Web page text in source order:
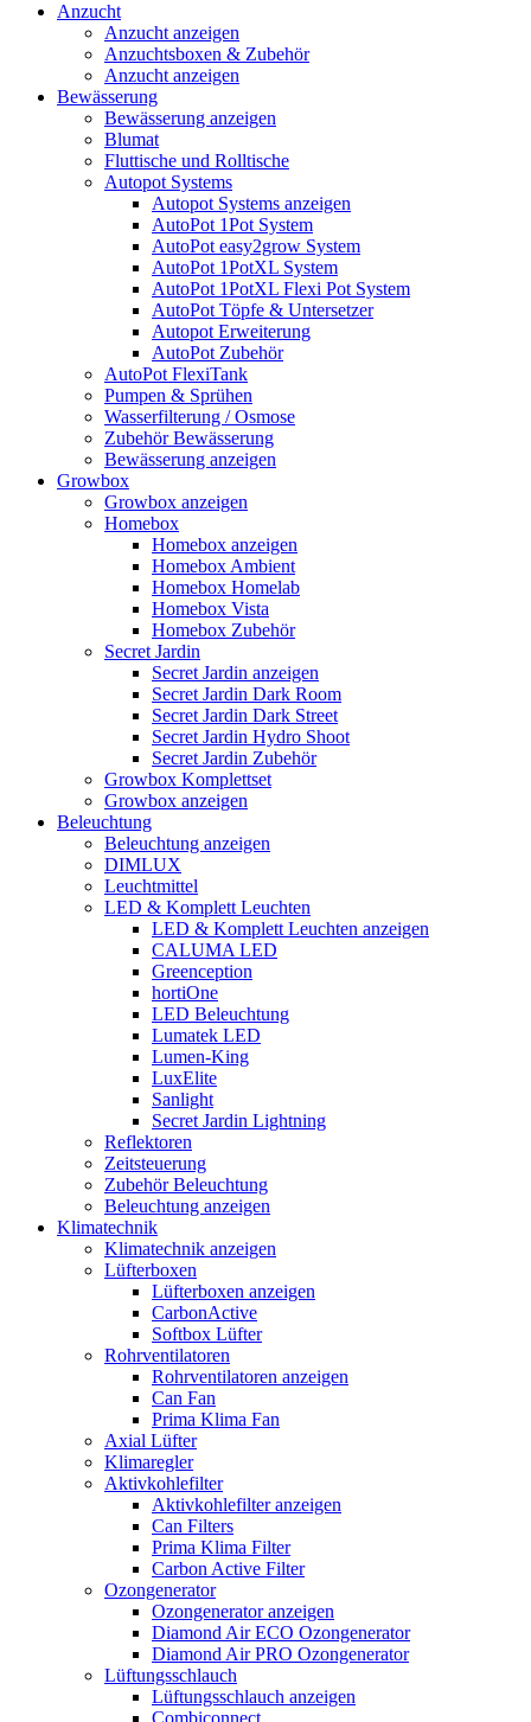
Anzucht
Anzucht anzeigen
Anzuchtsboxen & Zubehör
Anzucht anzeigen
Bewässerung
Bewässerung anzeigen
Blumat
Fluttische und Rolltische
Autopot Systems
Autopot Systems anzeigen
AutoPot 1Pot System
AutoPot easy2grow System
AutoPot 1PotXL System
AutoPot 1PotXL Flexi Pot System
AutoPot Töpfe & Untersetzer
Autopot Erweiterung
AutoPot Zubehör
AutoPot FlexiTank
Pumpen & Sprühen
Wasserfilterung / Osmose
Zubehör Bewässerung
Bewässerung anzeigen
Growbox
Growbox anzeigen
Homebox
Homebox anzeigen
Homebox Ambient
Homebox Homelab
Homebox Vista
Homebox Zubehör
Secret Jardin
Secret Jardin anzeigen
Secret Jardin Dark Room
Secret Jardin Dark Street
Secret Jardin Hydro Shoot
Secret Jardin Zubehör
Growbox Komplettset
Growbox anzeigen
Beleuchtung
Beleuchtung anzeigen
DIMLUX
Leuchtmittel
LED & Komplett Leuchten
LED & Komplett Leuchten anzeigen
CALUMA LED
Greenception
hortiOne
LED Beleuchtung
Lumatek LED
Lumen-King
LuxElite
Sanlight
Secret Jardin Lightning
Reflektoren
Zeitsteuerung
Zubehör Beleuchtung
Beleuchtung anzeigen
Klimatechnik
Klimatechnik anzeigen
Lüfterboxen
Lüfterboxen anzeigen
CarbonActive
Softbox Lüfter
Rohrventilatoren
Rohrventilatoren anzeigen
Can Fan
Prima Klima Fan
Axial Lüfter
Klimaregler
Aktivkohlefilter
Aktivkohlefilter anzeigen
Can Filters
Prima Klima Filter
Carbon Active Filter
Ozongenerator
Ozongenerator anzeigen
Diamond Air ECO Ozongenerator
Diamond Air PRO Ozongenerator
Lüftungsschlauch
Lüftungsschlauch anzeigen
Combiconnect